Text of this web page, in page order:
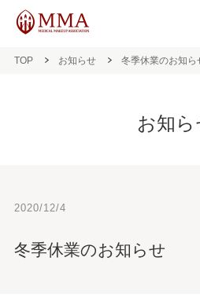
TOP お知らせ 冬季休業のお知ら
お知ら
2020/12/4
冬季休業のお知らせ